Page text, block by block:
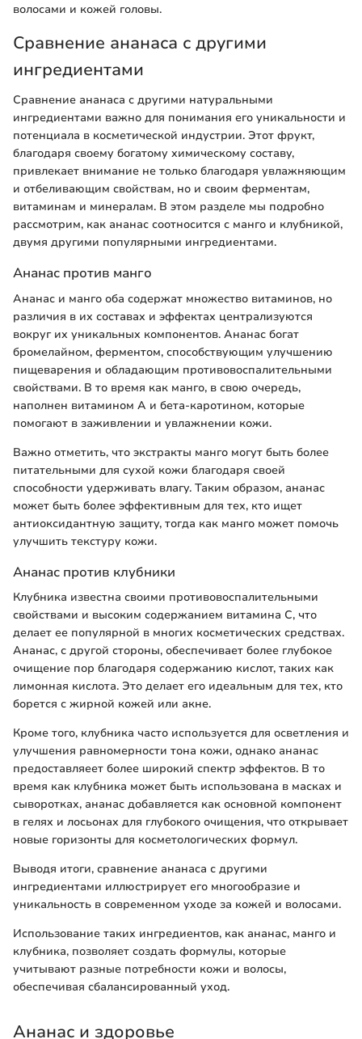
волосами и кожей головы.
Сравнение ананаса с другими
ингредиентами
Сравнение ананаса с другими натуральными
ингредиентами важно для понимания его уникальности и
потенциала в косметической индустрии. Этот фрукт,
благодаря своему богатому химическому составу,
привлекает внимание не только благодаря увлажняющим
и отбеливающим свойствам, но и своим ферментам,
витаминам и минералам. В этом разделе мы подробно
рассмотрим, как ананас соотносится с манго и клубникой,
двумя другими популярными ингредиентами.
Ананас против манго
Ананас и манго оба содержат множество витаминов, но
различия в их составах и эффектах централизуются
вокруг их уникальных компонентов. Ананас богат
бромелайном, ферментом, способствующим улучшению
пищеварения и обладающим противовоспалительными
свойствами. В то время как манго, в свою очередь,
наполнен витамином A и бета-каротином, которые
помогают в заживлении и увлажнении кожи.
Важно отметить, что экстракты манго могут быть более
питательными для сухой кожи благодаря своей
способности удерживать влагу. Таким образом, ананас
может быть более эффективным для тех, кто ищет
антиоксидантную защиту, тогда как манго может помочь
улучшить текстуру кожи.
Ананас против клубники
Клубника известна своими противовоспалительными
свойствами и высоким содержанием витамина C, что
делает ее популярной в многих косметических средствах.
Ананас, с другой стороны, обеспечивает более глубокое
очищение пор благодаря содержанию кислот, таких как
лимонная кислота. Это делает его идеальным для тех, кто
борется с жирной кожей или акне.
Кроме того, клубника часто используется для осветления и
улучшения равномерности тона кожи, однако ананас
предоставляеет более широкий спектр эффектов. В то
время как клубника может быть использована в масках и
сыворотках, ананас добавляется как основной компонент
в гелях и лосьонах для глубокого очищения, что открывает
новые горизонты для косметологических формул.
Выводя итоги, сравнение ананаса с другими
ингредиентами иллюстрирует его многообразие и
уникальность в современном уходе за кожей и волосами.
Использование таких ингредиентов, как ананас, манго и
клубника, позволяет создать формулы, которые
учитывают разные потребности кожи и волосы,
обеспечивая сбалансированный уход.
Ананас и здоровье